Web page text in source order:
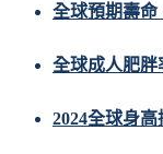
全球預期壽命
全球成人肥胖
2024全球身